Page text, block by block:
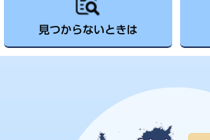
見つからないときは